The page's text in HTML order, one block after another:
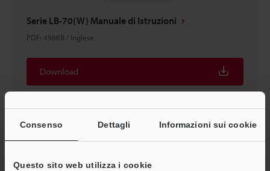
Consenso Dettagli Informazioni sui cookie
Questo sito web utilizza i cookie
Serie LB-70(W) Manuale di Istruzioni
PDF: 496KB / Inglese
Download